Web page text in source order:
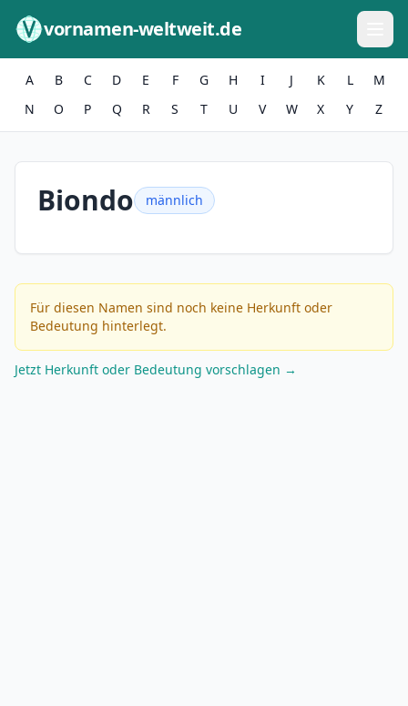
vornamen-weltweit.de
A B C D E F G H I J K L
M
N
O P Q R S T U V W X Y Z
Biondo männlich
Für diesen Namen sind noch keine Herkunft oder
Bedeutung hinterlegt.
Jetzt Herkunft oder Bedeutung vorschlagen →